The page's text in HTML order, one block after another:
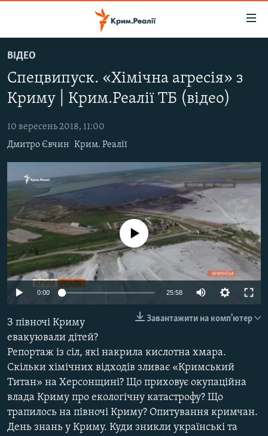
до
основного
матеріалу
Перейти
до
навігації
до
пошуку
НОВИНИ
ВОДА.КРИМ
ВІДЕО ТА ФОТО
ПОЛІТИКА
БЛОГИ
ПОГЛЯД
ІНТЕРВ'Ю
ВСЕ ЗА ДЕНЬ
СПЕЦПРОЕКТИ
ДЕПОРТАЦІЯ
ВІДЕОУРОКИ «ELIFBE»
УКРАЇНСЬКА ПРОБЛЕМА КРИМУ
ІНФОГРАФІКА
ЯК ОБІЙТИ БЛОКУВАННЯ
Русский
ДОЛУЧАЙСЯ!
Усі сайти RFE/RL
ВІДЕО
Спецвипуск. «Хімічна агресія» з
Криму | Крим.Реалії ТБ (відео)
10 вересень 2018, 11:00
Дмитро Євчин Крим. Реалії
No media source currently available
0:00 25:58
Завантажити на комп'ютер
З півночі Криму
евакуювали дітей?
Репортаж із сіл, які накрила кислотна хмара.
Скільки хімічних відходів зливає «Кримський
Титан» на Херсонщині? Що приховує окупаційна
влада Криму про екологічну катастрофу? Що
трапилось на півночі Криму? Опитування кримчан.
День знань у Криму. Куди зникли українські та